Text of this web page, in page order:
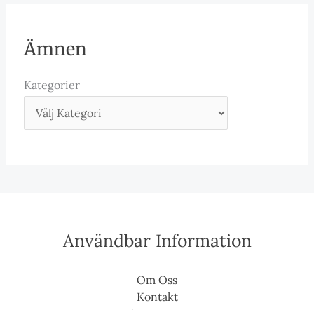
Ämnen
Kategorier
Användbar Information
Om Oss
Kontakt